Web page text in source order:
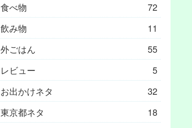
食べ物
72
飲み物
11
外ごはん
55
レビュー
5
お出かけネタ
32
東京都ネタ
18